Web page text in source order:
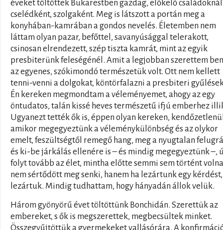
éveket töltöttek Bukarestben gazdag, előkelő családoknál
cselédként, szolgaként. Meg is látszott a portán meg a
konyhában-kamrában a gondos nevelés. Életemben nem
láttam olyan pazar, befőttel, savanyúsággal telerakott,
csinosan elrendezett, szép tiszta kamrát, mint az egyik
presbiterünk feleségénél. Amit a legjobban szerettem
az egyenes, szókimondó természetük volt. Ott nem kellett
tenni-venni a dolgokat, köntörfalazni a presbiteri
Én kereken megmondtam a véleményemet, ahogy az egy
öntudatos, talán kissé heves természetű ifjú emberhez
Ugyanezt tették ők is, éppen olyan kereken,
amikor megegyeztünk a véleménykülönbség és az olykor
emelt, feszültségtől remegő hang, meg a nyugtalan
és ki-be járkálás ellenére is – és mindig megegyeztünk –,
folyt tovább az élet, mintha előtte semmi sem történt
nem sértődött meg senki, hanem ha lezártunk egy
lezártuk. Mindig tudhattam, hogy hányadán állok velük.
Három gyönyörű évet töltöttünk Bonchidán. Szerettük az
embereket, s ők is megszerettek, megbecsültek minket.
Összegyűjtöttük a gyermekeket vallásórára. A